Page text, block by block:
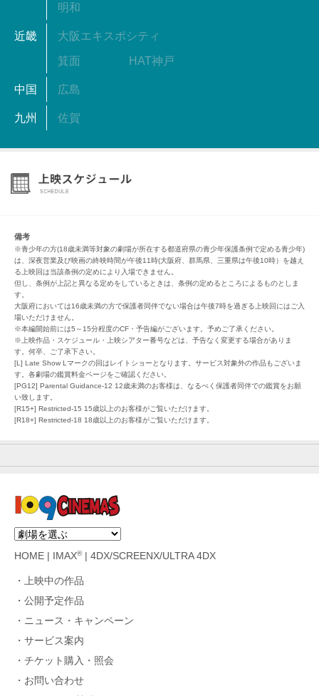
明和
近畿 大阪エキスポシティ
箕面 HAT神戸
中国 広島
九州 佐賀
備考
※青少年の方(18歳未満等対象の劇場が所在する都道府県の青少年保護条例で定める青少年)
は、深夜営業及び映画の終映時間が午後11時(大阪府、群馬県、三重県は午後10時）を越え
る上映回は当該条例の定めにより入場できません。
但し、条例が上記と異なる定めをしているときは、条例の定めるところによるものとしま
す。
大阪府においては16歳未満の方で保護者同伴でない場合は午後7時を過ぎる上映回にはご入
場いただけません。
※本編開始前には5～15分程度のCF・予告編がございます。予めご了承ください。
※上映作品・スケジュール・上映シアター番号などは、予告なく変更する場合がありま
す。何卒、ご了承下さい。
[L] Late Show Lマークの回はレイトショーとなります。サービス対象外の作品もございま
す。各劇場の鑑賞料金ページをご確認ください。
[PG12] Parental Guidance-12 12歳未満のお客様は、なるべく保護者同伴での鑑賞をお願
い致します。
[R15+] Restricted-15 15歳以上のお客様がご覧いただけます。
[R18+] Restricted-18 18歳以上のお客様がご覧いただけます。
HOME IMAX®| 4DX/SCREENX/ULTRA 4DX
上映中の作品
公開予定作品
ニュース・キャンペーン
サービス案内
チケット購入・照会
お問い合わせ